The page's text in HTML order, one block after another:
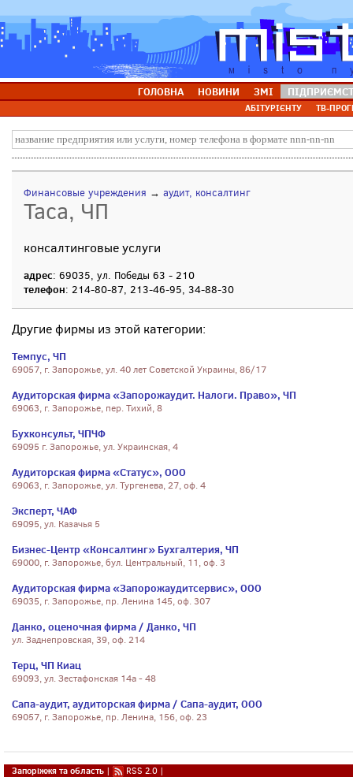
ГОЛОВНА НОВИНИ ЗМІ
АБІТУРІЄНТУ ТВ-
Финансовые учреждения → аудит, консалтинг
Таса, ЧП
консалтинговые услуги
адрес: 69035, ул. Победы 63 - 210
телефон: 214-80-87, 213-46-95, 34-88-30
Другие фирмы из этой категории:
Темпус, ЧП
69057, г. Запорожье, ул. 40 лет Советской Украины, 86/17
Аудиторская фирма «Запорожаудит. Налоги. Право», ЧП
69063, г. Запорожье, пер. Тихий, 8
Бухконсульт, ЧПЧФ
69095 г. Запорожье, ул. Украинская, 4
Аудиторская фирма «Статус», ООО
69063, г. Запорожье, ул. Тургенева, 27, оф. 4
Эксперт, ЧАФ
69095, ул. Казачья 5
Бизнес-Центр «Консалтинг» Бухгалтерия, ЧП
69000, г. Запорожье, бул. Центральный, 11, оф. 3
Аудиторская фирма «Запорожаудитсервис», ООО
69035, г. Запорожье, пр. Ленина 145, оф. 307
Данко, оценочная фирма / Данко, ЧП
ул. Заднепровская, 39, оф. 214
Терц, ЧП Киац
69093, ул. Зестафонская 14а - 48
Сапа-аудит, аудиторская фирма / Сапа-аудит, ООО
69057, г. Запорожье, пр. Ленина, 156, оф. 23
Запоріжжя та область | RSS 2.0 |